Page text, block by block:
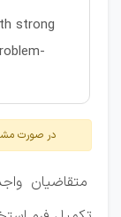
strong
در صورت
متقاضیان